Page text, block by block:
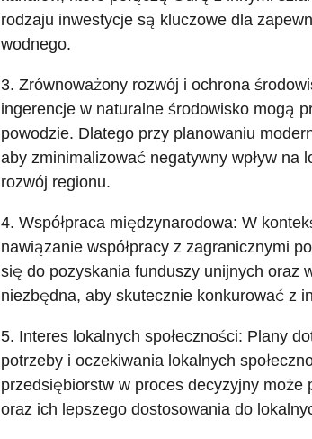
rodzaju inwestycje są kluczowe dla
wodnego.
3. Zrównoważony rozwój i ochrona
ingerencje w naturalne środowisko mogą
powodzie. Dlatego przy planowaniu
aby zminimalizować negatywny wpływ
rozwój regionu.
4. Współpraca międzynarodowa: W
nawiązanie współpracy z zagranicznymi
się do pozyskania funduszy unijnych oraz
niezbędna, aby skutecznie konkurować z
5. Interes lokalnych społeczności: Plany
potrzeby i oczekiwania lokalnych
przedsiębiorstw w proces decyzyjny
oraz ich lepszego dostosowania do